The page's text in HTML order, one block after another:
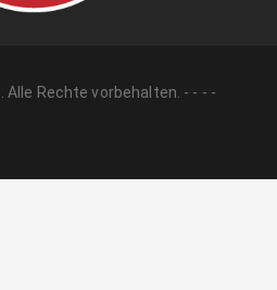
. Alle Rechte vorbehalten. - - - -